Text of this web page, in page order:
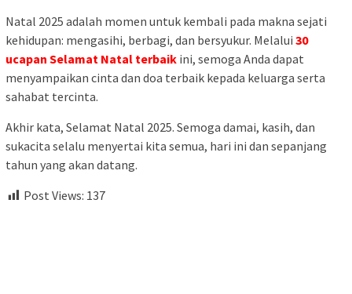
Natal 2025 adalah momen untuk kembali pada makna sejati
kehidupan: mengasihi, berbagi, dan bersyukur. Melalui 30
ucapan Selamat Natal terbaik ini, semoga Anda dapat
menyampaikan cinta dan doa terbaik kepada keluarga serta
sahabat tercinta.
Akhir kata, Selamat Natal 2025. Semoga damai, kasih, dan
sukacita selalu menyertai kita semua, hari ini dan sepanjang
tahun yang akan datang.
Post Views: 137